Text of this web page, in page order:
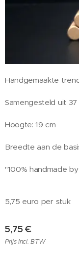
Handgemaakte
Samengesteld uit
Hoogte: 19 cm
Breedte aan de
"100% handmade
5,75 euro per stuk
5,75 €
Prijs Incl. BTW